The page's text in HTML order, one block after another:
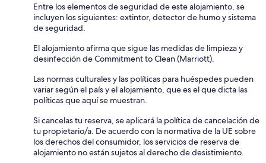
Entre los elementos de seguridad de este alojamiento, se
incluyen los siguientes: extintor, detector de humo y sistema
de seguridad.
El alojamiento afirma que sigue las medidas de limpieza y
desinfección de Commitment to Clean (Marriott).
Las normas culturales y las políticas para huéspedes pueden
variar según el país y el alojamiento, que es el que dicta las
políticas que aquí se muestran.
Si cancelas tu reserva, se aplicará la política de cancelación de
tu propietario/a. De acuerdo con la normativa de la UE sobre
los derechos del consumidor, los servicios de reserva de
alojamiento no están sujetos al derecho de desistimiento.